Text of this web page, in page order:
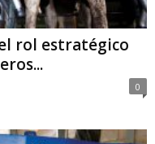
rol estratégico
0